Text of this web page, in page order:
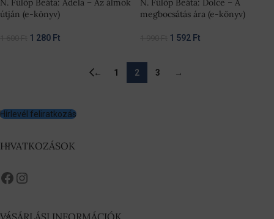
N. Fülöp Beáta: Adela – Az álmok
útján (e-könyv)
1 280 Ft
N. Fülöp Beáta: Dolce – A
megbocsátás ára (e-könyv)
1 592 Ft
← 1 2 3 →
Hírlevél feliratkozás
HIVATKOZÁSOK
VÁSÁRLÁSI INFORMÁCIÓK